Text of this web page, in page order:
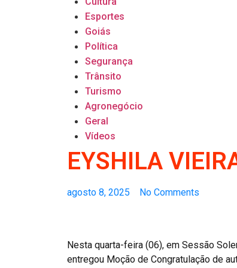
Esportes
Goiás
Política
Segurança
Trânsito
Turismo
Agronegócio
Geral
Vídeos
EYSHILA
agosto 8, 2025 No Comments
Nesta quarta-feira (06), em Sessão
entregou Moção de Congratulação de